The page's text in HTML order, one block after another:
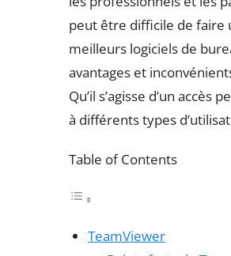
peut être difficile de faire
meilleurs logiciels de
avantages et
Qu’il s’agisse d’un
à différents types
Table of Contents
TeamViewer